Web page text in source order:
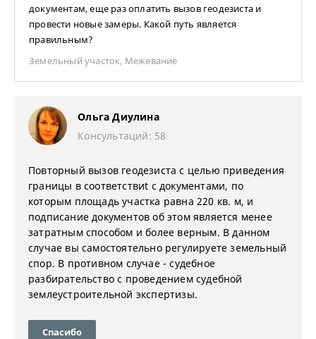
документам, еще раз оплатить вызов геодезиста и
провести новые замеры. Какой путь является
правильным?
Земельный участок, Межевание
Ольга Диулина
Консультаций: 58
Повторный вызов геодезиста с целью приведения
границы в соответствиt с документами, по
которым площадь участка равна 220 кв. м, и
подписание документов об этом является менее
затратным способом и более верным. В данном
случае вы самостоятельно регулируете земельный
спор. В противном случае - судебное
разбирательство с проведением судебной
землеустроительной экспертизы.
Спасибо